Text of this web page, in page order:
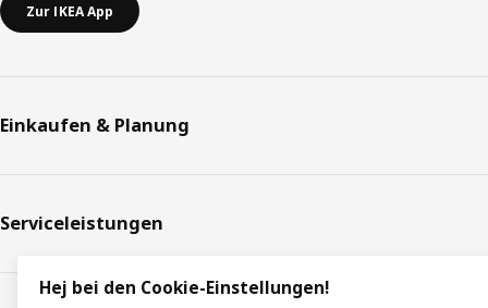
Zur IKEA App
Einkaufen & Planung
Serviceleistungen
Hej bei den Cookie-Einstellungen!